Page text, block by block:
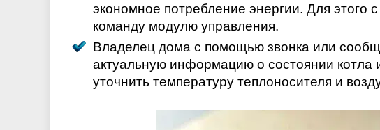
экономное потребление энергии. Для
команду модулю управления.
Владелец дома с помощью звонка или
актуальную информацию о состоянии котла
уточнить температуру теплоносителя и